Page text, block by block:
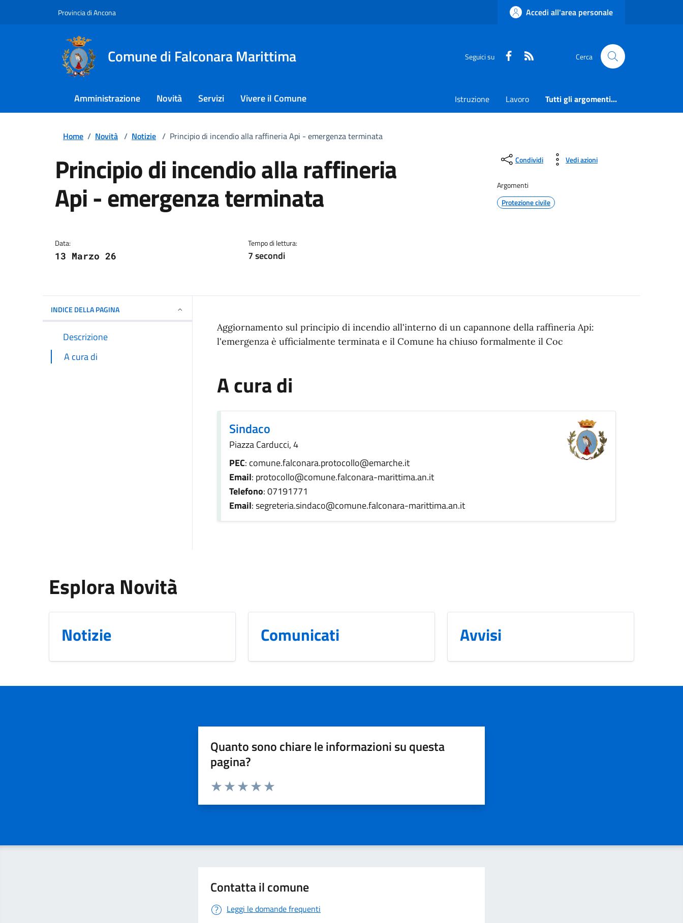
Provincia di Ancona Accedi all'area personale
Comune di Falconara Marittima Seguici su Faceboook Cerca
Amministrazione Novità Servizi Vivere il Comune Istruzione Lavoro Tutti gli argomenti...
Home / Novità / Notizie / Principio di incendio alla raffineria Api - emergenza terminata
Principio di incendio alla raffineria
Api - emergenza terminata
Data:
13 Marzo 26
Tempo di lettura:
7 secondi
Condividi Vedi azioni
Argomenti
Protezione civile
INDICE DELLA PAGINA
Descrizione
A cura di
Aggiornamento sul principio di incendio all'interno di un capannone della raffineria Api:
l'emergenza è ufficialmente terminata e il Comune ha chiuso formalmente il Coc
A cura di
Sindaco
Piazza Carducci, 4
PEC: comune.falconara.protocollo@emarche.it
Email: protocollo@comune.falconara-marittima.an.it
Telefono: 07191771
Email: segreteria.sindaco@comune.falconara-marittima.an.it
Esplora Novità
Notizie Comunicati Avvisi
Quanto sono chiare le informazioni su questa
pagina?
Valuta da 1 a 5 stelle la pagina
Contatta il comune
Leggi le domande frequenti